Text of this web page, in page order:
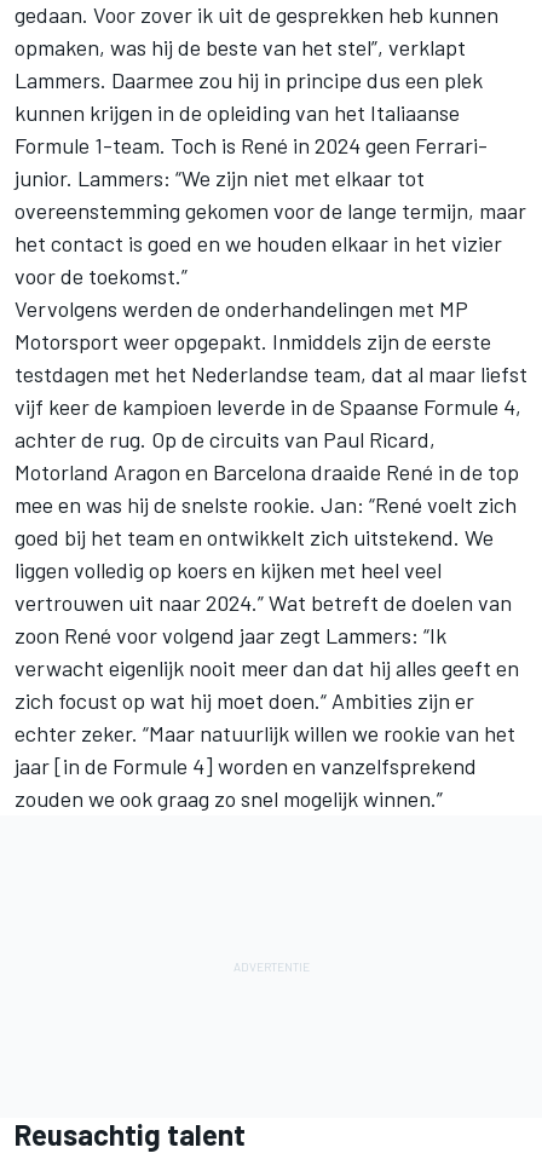
gedaan. Voor zover ik uit de gesprekken heb kunnen
opmaken, was hij de beste van het stel”, verklapt
Lammers. Daarmee zou hij in principe dus een plek
kunnen krijgen in de opleiding van het Italiaanse
Formule 1-team. Toch is René in 2024 geen Ferrari-
junior. Lammers: “We zijn niet met elkaar tot
overeenstemming gekomen voor de lange termijn, maar
het contact is goed en we houden elkaar in het vizier
voor de toekomst.”
Vervolgens werden de onderhandelingen met MP
Motorsport weer opgepakt. Inmiddels zijn de eerste
testdagen met het Nederlandse team, dat al maar liefst
vijf keer de kampioen leverde in de Spaanse Formule 4,
achter de rug. Op de circuits van Paul Ricard,
Motorland Aragon en Barcelona draaide René in de top
mee en was hij de snelste rookie. Jan: “René voelt zich
goed bij het team en ontwikkelt zich uitstekend. We
liggen volledig op koers en kijken met heel veel
vertrouwen uit naar 2024.” Wat betreft de doelen van
zoon René voor volgend jaar zegt Lammers: “Ik
verwacht eigenlijk nooit meer dan dat hij alles geeft en
zich focust op wat hij moet doen.“ Ambities zijn er
echter zeker. “Maar natuurlijk willen we rookie van het
jaar [in de Formule 4] worden en vanzelfsprekend
zouden we ook graag zo snel mogelijk winnen.”
Reusachtig talent